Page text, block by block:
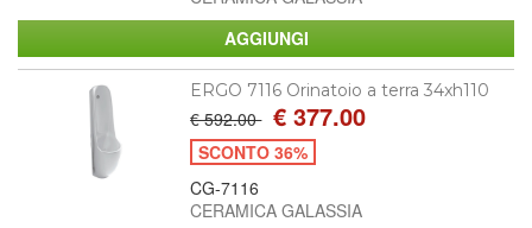
ERGO 7116 Orinatoio a terra 34xh110
€ 592.00 € 377.00
SCONTO 36%
CG-7116
CERAMICA GALASSIA